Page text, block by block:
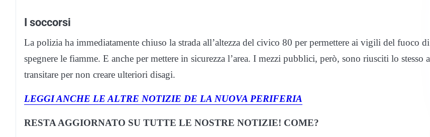
I soccorsi
La polizia ha immediatamente chiuso la strada all’altezza del civico 80 per permettere ai vigili del fuoco di
spegnere le fiamme. E anche per mettere in sicurezza l’area. I mezzi pubblici, però, sono riusciti lo stesso a
transitare per non creare ulteriori disagi.
LEGGI ANCHE LE ALTRE NOTIZIE DE LA NUOVA PERIFERIA
RESTA AGGIORNATO SU TUTTE LE NOSTRE NOTIZIE! COME?